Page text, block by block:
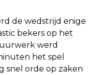
de wedstrijd enige
bekers op het
werd
het spel
snel orde op zaken